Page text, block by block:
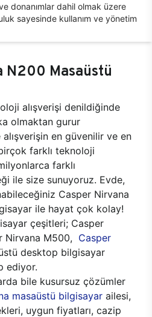
donanımlar dahil olmak üzere
sayesinde kullanım ve yönetim
N200 Masaüstü
alışverişi denildiğinde
olmaktan gurur
en güvenilir ve en
farklı teknoloji
farklı
ile size sunuyoruz. Evde,
Casper Nirvana
ile hayat çok kolay!
çeşitleri; Casper
Nirvana M500, Casper
desktop bilgisayar
ediyor.
bile kusursuz çözümler
masaüstü bilgisayar ailesi,
uygun fiyatları, cazip